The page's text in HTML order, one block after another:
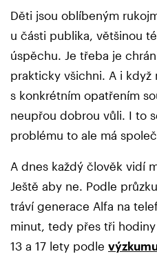
Děti jsou oblíbeným
u části publika, většinou
úspěchu. Je třeba je
prakticky všichni. A i když
s konkrétním opatřením
neupřou dobrou vůli. I to
problému to ale má
A dnes každý člověk vidí
Ještě aby ne. Podle
tráví generace Alfa na
minut, tedy přes tři
13 a 17 lety podle